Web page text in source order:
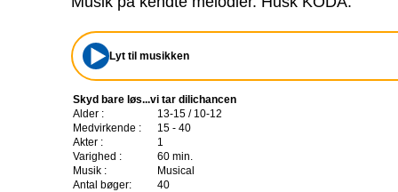
Lyt til musikken
Skyd bare løs...vi tar dilichancen
Alder :
13-15 / 10-12
Medvirkende :
15 - 40
Akter :
1
Varighed :
60 min.
Musik :
Musical
Antal bøger:
40